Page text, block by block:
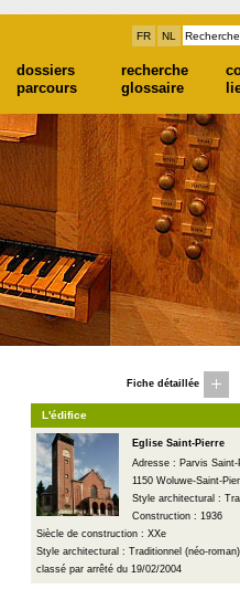
FR NL
dossiers recherche
parcours glossaire
Fiche détaillée
L'édifice
Eglise Saint-Pierre
Adresse : Parvis Saint-
1150 Woluwe-Saint-
Style architectural :
Construction : 1936
Siècle de construction : XXe
Style architectural : Traditionnel (néo-roman)
classé par arrêté du 19/02/2004